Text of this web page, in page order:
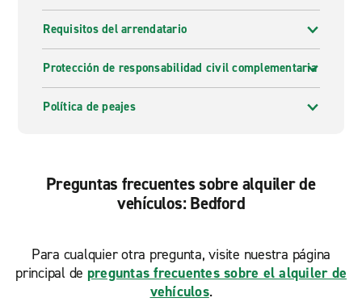
Requisitos del arrendatario
Protección de responsabilidad civil complementaria
Política de peajes
Preguntas frecuentes sobre alquiler de
vehículos: Bedford
Para cualquier otra pregunta, visite nuestra página
principal de preguntas frecuentes sobre el alquiler de
vehículos.